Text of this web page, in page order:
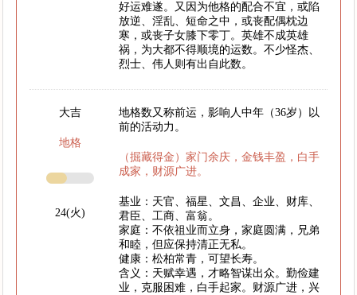
好运难遂。又因为他格的配合不宜，或陷
放逆、淫乱、短命之中，或丧配偶枕边
寒，或丧子女膝下零丁。英雄不成英雄
祸，为大都不得顺境的运数。不少怪杰、
烈士、伟人则有出自此数。
大吉
地格
24(火)
地格数又称前运，影响人中年（36岁）以
前的活动力。
（掘藏得金）家门余庆，金钱丰盈，白手
成家，财源广进。
基业：天官、福星、文昌、企业、财库、
君臣、工商、富翁。
家庭：不依祖业而立身，家庭圆满，兄弟
和睦，但应保持清正无私。
健康：松柏常青，可望长寿。
含义：天赋幸遇，才略智谋出众。勤俭建
业，克服困难，白手起家。财源广进，兴